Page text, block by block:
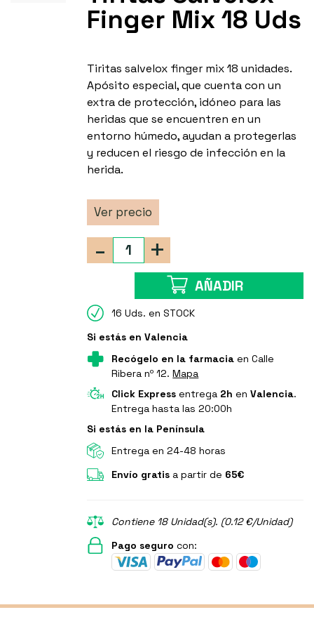
Finger Mix 18 Uds
Tiritas salvelox finger mix 18 unidades.
Apósito especial, que cuenta con un
extra de protección, idóneo para las
heridas que se encuentren en un
entorno húmedo, ayudan a protegerlas
y reducen el riesgo de infección en la
herida.
Ver precio
+
-
AÑADIR
16 Uds. en STOCK
Si estás en Valencia
Recógelo en la farmacia en Calle
Ribera nº 12.Mapa
Click Express entrega 2h enValencia.
Entrega hasta las 20:00h
Si estás en la Península
Entrega en 24-48 horas
Envío gratis a partir de 65€
Contiene 18 Unidad(s). (0.12 €/Unidad)
Pago seguro con: